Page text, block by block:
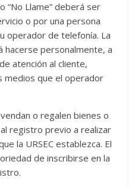
“No Llame” deberá ser
o por una persona
operador de telefonía. La
hacerse personalmente, a
atención al cliente,
medios que el operador
o regalen bienes o
registro previo a realizar
la URSEC establezca. El
de inscribirse en la